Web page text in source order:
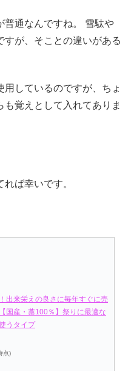
普通なんですね。 雪駄や
が、そことの違いがある
しているのですが、ちょ
も覚えとして入れてありま
ば幸いです。
出来栄えの良さに毎年すぐに売
国産・藁100％】祭りに最適な
うタイプ
点)